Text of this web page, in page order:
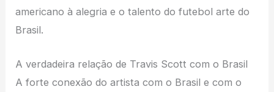
americano à alegria e o talento do futebol arte do
Brasil.
A verdadeira relação de Travis Scott com o Brasil
A forte conexão do artista com o Brasil e com o